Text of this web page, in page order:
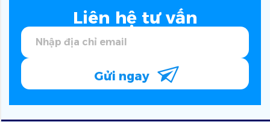
Liên hệ tư vấn
Gửi ngay